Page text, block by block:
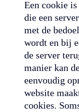
Een cookie
die een
met de
wordt en bij
de server
manier kan
eenvoudig
website
cookies.